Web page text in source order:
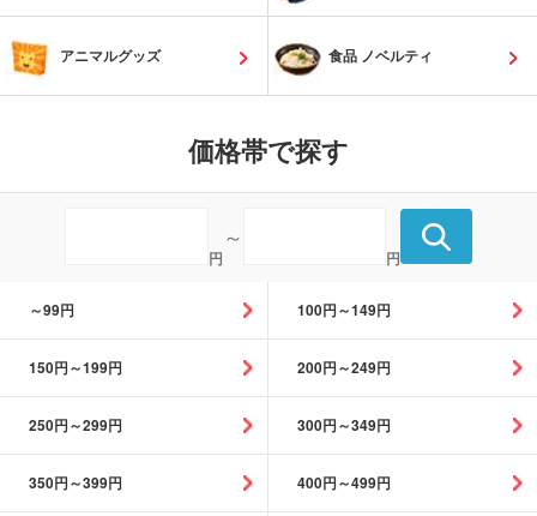
アニマルグッズ 食品 ノベルティ
価格帯で探す
円
～
円
～99円 100円～149円
150円～199円 200円～249円
250円～299円 300円～349円
350円～399円 400円～499円